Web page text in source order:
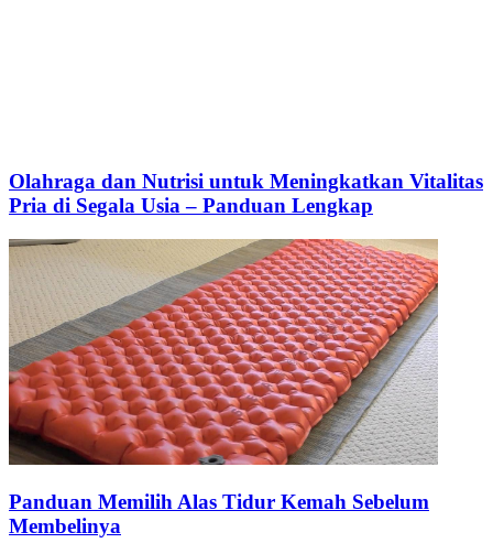
Olahraga dan Nutrisi untuk Meningkatkan Vitalitas
Pria di Segala Usia – Panduan Lengkap
Panduan Memilih Alas Tidur Kemah Sebelum
Membelinya